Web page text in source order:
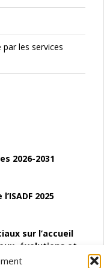
par les services
2026-2031
2025
sur l’accueil
évolutions et